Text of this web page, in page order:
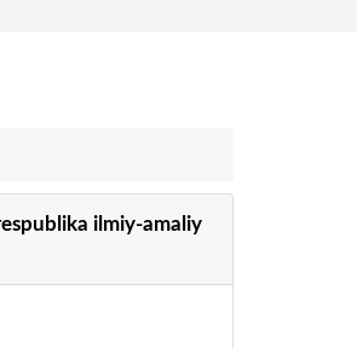
ilmiy-amaliy